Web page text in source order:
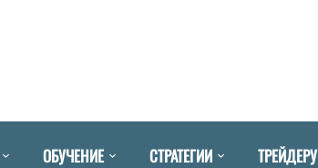
ОБУЧЕНИЕ СТРАТЕГИИ ТРЕЙДЕРУ